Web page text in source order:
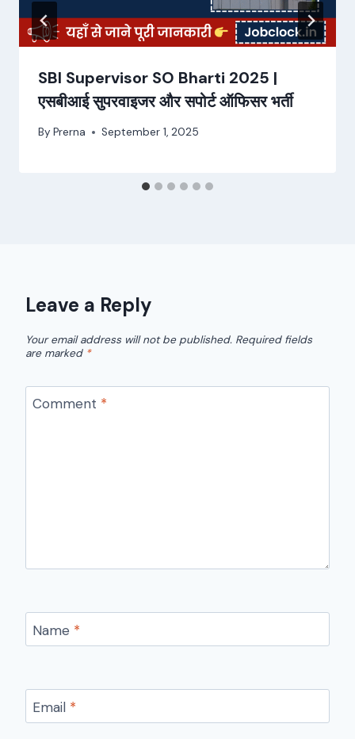
SBI Supervisor SO Bharti 2025 |
एसबीआई सुपरवाइजर और सपोर्ट ऑफिसर भर्ती
By Prerna September 1, 2025
Leave a Reply
Your email address will not be published. Required fields
are marked *
Comment *
Name *
Email *